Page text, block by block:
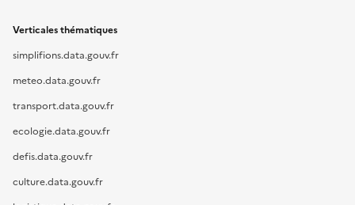
Verticales thématiques
simplifions.data.gouv.fr
meteo.data.gouv.fr
transport.data.gouv.fr
ecologie.data.gouv.fr
defis.data.gouv.fr
culture.data.gouv.fr